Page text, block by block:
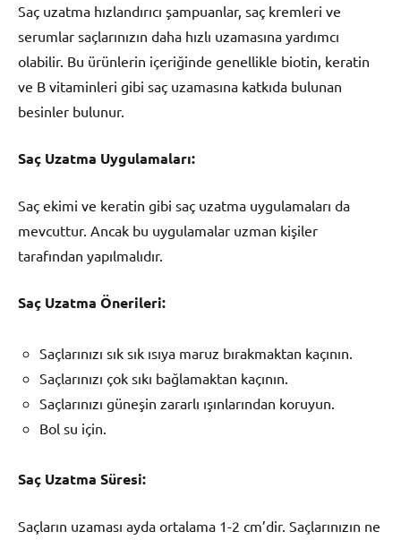
Saç uzatma hızlandırıcı şampuanlar, saç kremleri ve
serumlar saçlarınızın daha hızlı uzamasına yardımcı
olabilir. Bu ürünlerin içeriğinde genellikle biotin, keratin
ve B vitaminleri gibi saç uzamasına katkıda bulunan
besinler bulunur.
Saç Uzatma Uygulamaları:
Saç ekimi ve keratin gibi saç uzatma uygulamaları da
mevcuttur. Ancak bu uygulamalar uzman kişiler
tarafından yapılmalıdır.
Saç Uzatma Önerileri:
Saçlarınızı sık sık ısıya maruz bırakmaktan kaçının.
Saçlarınızı çok sıkı bağlamaktan kaçının.
Saçlarınızı güneşin zararlı ışınlarından koruyun.
Bol su için.
Saç Uzatma Süresi:
Saçların uzaması ayda ortalama 1-2 cm’dir. Saçlarınızın ne